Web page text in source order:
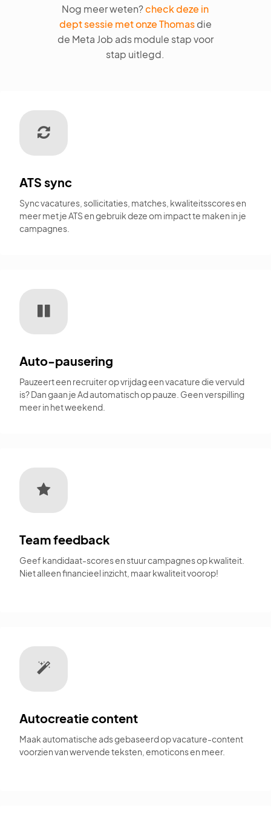
Nog meer weten?check deze in
dept sessie met onze Thomasdie
de Meta Job ads module stap voor
stap uitlegd.
ATS sync
Sync vacatures, sollicitaties, matches, kwaliteitsscores en
meer met je ATS en gebruik deze om impact te maken in je
campagnes.
Auto-pausering
Pauzeert een recruiter op vrijdag een vacature die vervuld
is? Dan gaan je Ad automatisch op pauze. Geen verspilling
meer in het weekend.
Team feedback
Geef kandidaat-scores en stuur campagnes op kwaliteit.
Niet alleen financieel inzicht, maar kwaliteit voorop!
Autocreatie content
Maak automatische ads gebaseerd op vacature-content
voorzien van wervende teksten, emoticons en meer.